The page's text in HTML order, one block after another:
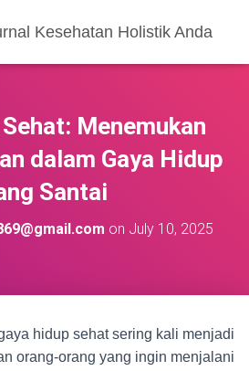
Kesehatan Holistik Anda
Menemukan
dalam Gaya Hidup
Santai
on July 10, 2025
hidup sehat sering kali menjadi
orang-orang yang ingin menjalani